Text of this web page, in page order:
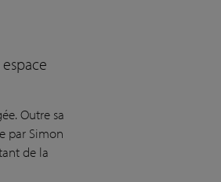
Outre sa
par Simon
de la